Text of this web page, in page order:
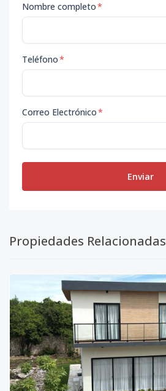
Nombre completo*
Teléfono*
Correo Electrónico*
Enviar
Propiedades Relacionadas